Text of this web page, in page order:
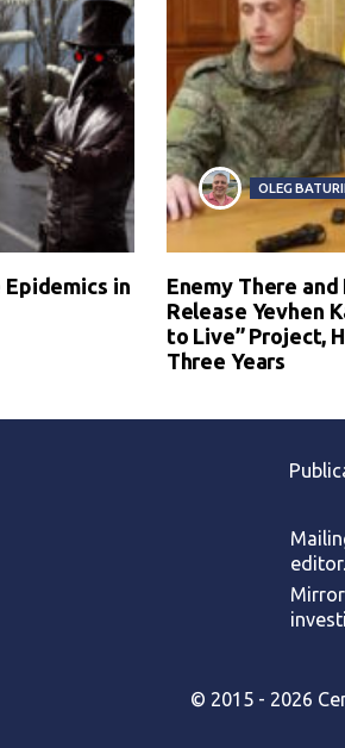
Epidemics in
OLEG
Enemy There
Release Yevhen
to Live” Project,
Three Years
© 2015 - 2026